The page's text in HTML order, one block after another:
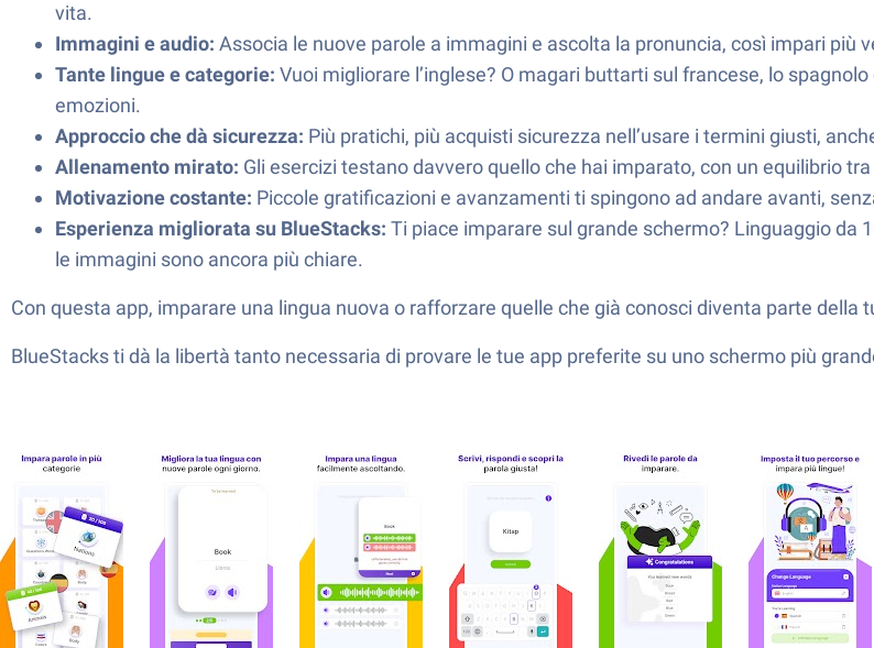
vita.
Immagini e audio: Associa le nuove parole a immagini e ascolta la pronuncia, così impari più
Tante lingue e categorie: Vuoi migliorare l’inglese? O magari buttarti sul francese, lo
emozioni.
Approccio che dà sicurezza: Più pratichi, più acquisti sicurezza nell’usare i termini giusti,
Allenamento mirato: Gli esercizi testano davvero quello che hai imparato, con un equilibrio
Motivazione costante: Piccole gratificazioni e avanzamenti ti spingono ad andare avanti,
Esperienza migliorata su BlueStacks: Ti piace imparare sul grande schermo? Linguaggio da
le immagini sono ancora più chiare.
Con questa app, imparare una lingua nuova o rafforzare quelle che già conosci diventa parte della
BlueStacks ti dà la libertà tanto necessaria di provare le tue app preferite su uno schermo più